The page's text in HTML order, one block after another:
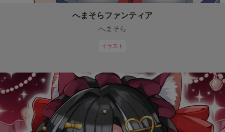
へまそらファンティア
へまそら
イラスト